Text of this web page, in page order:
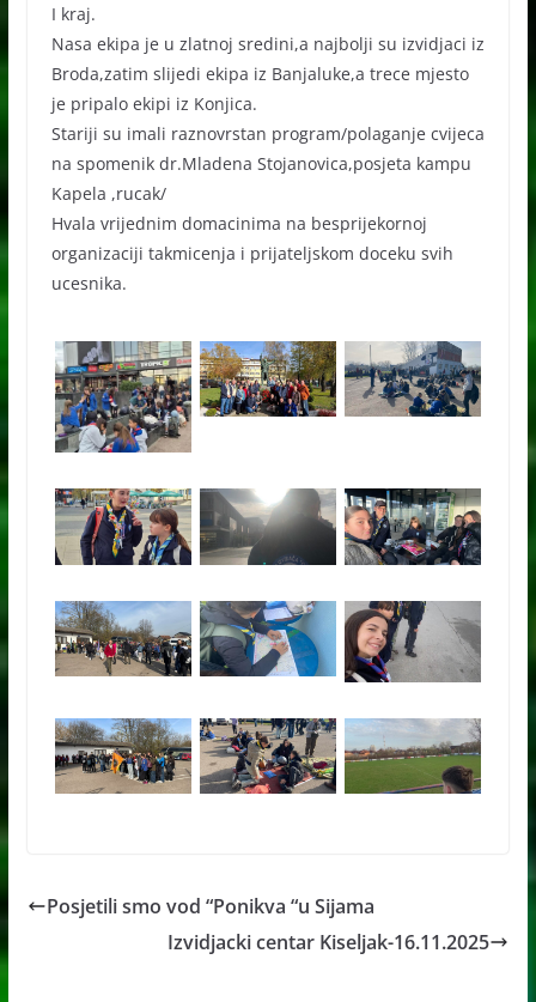
I kraj.
Nasa ekipa je u zlatnoj sredini,a najbolji su izvidjaci iz
Broda,zatim slijedi ekipa iz Banjaluke,a trece mjesto
je pripalo ekipi iz Konjica.
Stariji su imali raznovrstan program/polaganje cvijeca
na spomenik dr.Mladena Stojanovica,posjeta kampu
Kapela ,rucak/
Hvala vrijednim domacinima na besprijekornoj
organizaciji takmicenja i prijateljskom doceku svih
ucesnika.
Posjetili smo vod “Ponikva “u Sijama
Izvidjacki centar Kiseljak-16.11.2025